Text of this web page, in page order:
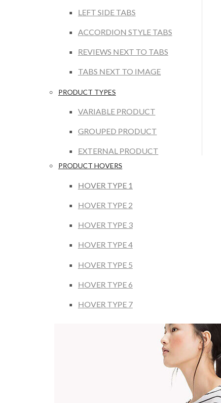
LEFT SIDE TABS
ACCORDION STYLE TABS
REVIEWS NEXT TO TABS
TABS NEXT TO IMAGE
PRODUCT TYPES
VARIABLE PRODUCT
GROUPED PRODUCT
EXTERNAL PRODUCT
PRODUCT HOVERS
HOVER TYPE 1
HOVER TYPE 2
HOVER TYPE 3
HOVER TYPE 4
HOVER TYPE 5
HOVER TYPE 6
HOVER TYPE 7